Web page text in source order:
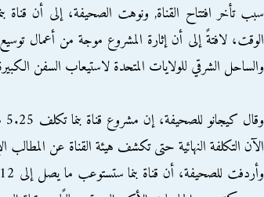
سبب تأخر افتتاح القناة, ونوهت الصحيفة، إلى أن
الوقت، لافتةً إلى أن إثارة المشروع موجة من أعمال
والساحل الشرقي للولايات المتحدة لاستيعاب السفن
الآن التكلفة النهائية حتى تكشف هيئة القناة عن المطالب